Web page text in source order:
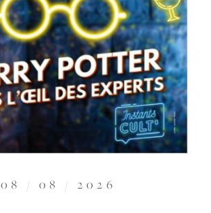
08 / 08 / 2026